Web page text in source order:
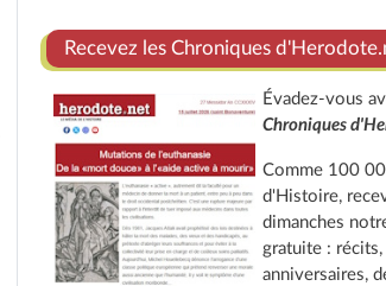
Recevez les Chroniques
Évadez-vous
Chroniques
Comme 100
d'Histoire,
dimanches
gratuite :
anniversaires,